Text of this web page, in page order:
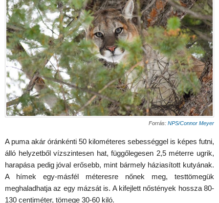
Forrás: NPS/Connor Meyer
A puma akár óránkénti 50 kilométeres sebességgel is képes futni,
álló helyzetből vízszintesen hat, függőlegesen 2,5 méterre ugrik,
harapása pedig jóval erősebb, mint bármely háziasított kutyának.
A hímek egy-másfél méteresre nőnek meg, testtömegük
meghaladhatja az egy mázsát is. A kifejlett nőstények hossza 80-
130 centiméter, tömege 30-60 kiló.